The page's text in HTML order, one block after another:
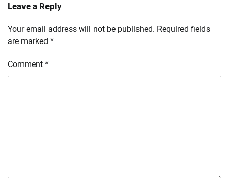
Leave a Reply
Your email address will not be published. Required fields
are marked *
Comment *